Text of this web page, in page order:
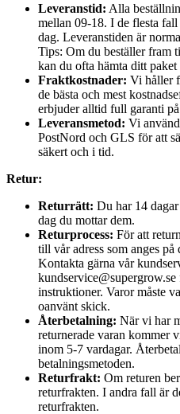
Leveranstid: Alla
mellan 09-18. I de flesta
dag. Leveranstiden är
Tips: Om du beställer fram
kan du ofta hämta ditt
Fraktkostnader: Vi håller
de bästa och mest
erbjuder alltid full garanti
Leveransmetod: Vi
PostNord och GLS för att
säkert och i tid.
Retur:
Returrätt: Du har 14
dag du mottar dem.
Returprocess: För att
till vår adress som anges
Kontakta gärna vår
instruktioner. Varor måste
oanvänt skick.
Återbetalning: När vi har
returnerade varan kommer
inom 5-7 vardagar.
betalningsmetoden.
Returfrakt: Om returen
returfrakten. I andra fall är
returfrakten.